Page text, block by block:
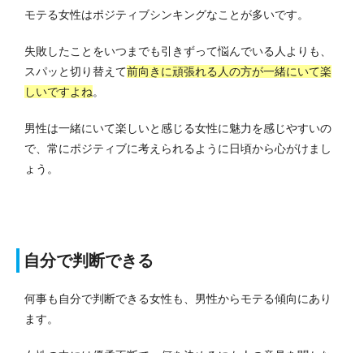
モテる女性はポジティブシンキングなことが多いです。
失敗したことをいつまでも引きずって悩んでいる人よりも、
スパッと切り替えて前向きに頑張れる人の方が一緒にいて楽
しいですよね。
男性は一緒にいて楽しいと感じる女性に魅力を感じやすいの
で、常にポジティブに考えられるように日頃から心がけまし
ょう。
自分で判断できる
何事も自分で判断できる女性も、男性からモテる傾向にあり
ます。